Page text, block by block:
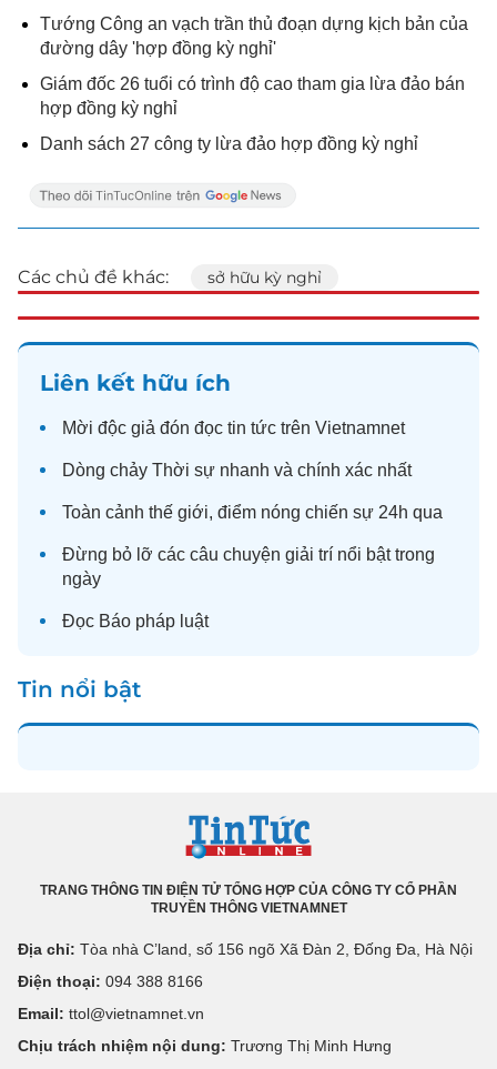
Tướng Công an vạch trần thủ đoạn dựng kịch bản của
đường dây 'hợp đồng kỳ nghỉ'
Giám đốc 26 tuổi có trình độ cao tham gia lừa đảo bán
hợp đồng kỳ nghỉ
Danh sách 27 công ty lừa đảo hợp đồng kỳ nghỉ
Các chủ đề khác: sở hữu kỳ nghỉ
Liên kết hữu ích
Mời độc giả đón đọc tin tức trên Vietnamnet
Dòng chảy Thời sự nhanh và chính xác nhất
Toàn cảnh thế giới, điểm nóng chiến sự 24h qua
Đừng bỏ lỡ các câu chuyện giải trí nổi bật trong
ngày
Đọc Báo pháp luật
Tin nổi bật
TRANG THÔNG TIN ĐIỆN TỬ TỔNG HỢP CỦA CÔNG TY CỔ PHẦN
TRUYỀN THÔNG VIETNAMNET
Địa chỉ: Tòa nhà C’land, số 156 ngõ Xã Đàn 2, Đống Đa, Hà Nội
Điện thoại: 094 388 8166
Email: ttol@vietnamnet.vn
Chịu trách nhiệm nội dung: Trương Thị Minh Hưng